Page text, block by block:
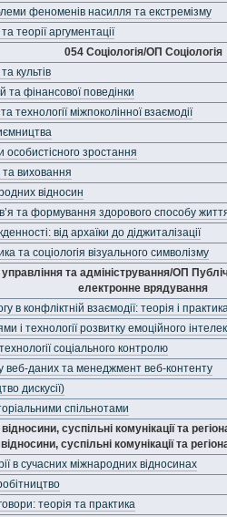
феноменів насилля та екстремізму
теорії аргументації
054 Соціологія/ОП Соціологія
культів
та фінансової поведінки
технології міжпоколінної взаємодії
особистісного зростання
та виховання
відносин
та формування здорового способу
від архаїки до діджиталізації
та соціологія візуального символізму
та адміністрування/ОП
електронне врядування
в конфліктній взаємодії: теорія і
і технології розвитку емоційного
соціального контролю
веб-даних та менеджмент веб-контенту
дискусії)
спільнотами
суспільні комунікації та
відносини, суспільні комунікації та
в сучасних міжнародних відносинах
теорія та практика